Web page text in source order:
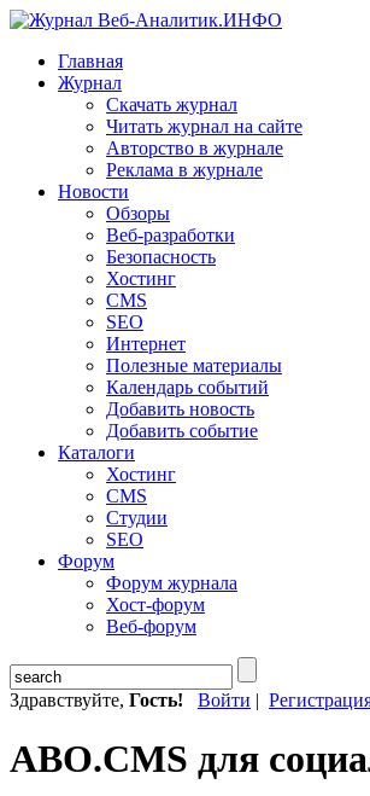
Главная
Журнал
Скачать журнал
Читать журнал на сайте
Авторство в журнале
Реклама в журнале
Новости
Обзоры
Веб-разработки
Безопасность
Хостинг
CMS
SEO
Интернет
Полезные материалы
Календарь событий
Добавить новость
Добавить событие
Каталоги
Хостинг
CMS
Студии
SEO
Форум
Форум журнала
Хост-форум
Веб-форум
Здравствуйте, Гость! Войти |
ABO.CMS для